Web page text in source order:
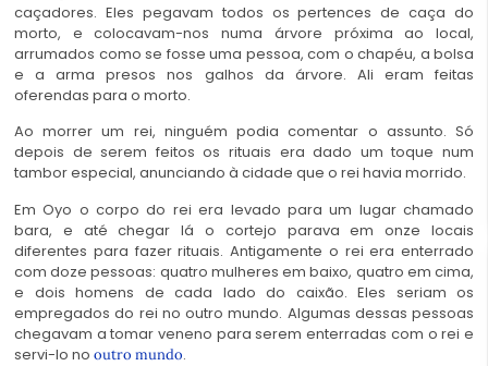
caçadores. Eles pegavam todos os pertences de caça do
morto, e colocavam-nos numa árvore próxima ao local,
arrumados como se fosse uma pessoa, com o chapéu, a bolsa
e a arma presos nos galhos da árvore. Ali eram feitas
oferendas para o morto.
Ao morrer um rei, ninguém podia comentar o assunto. Só
depois de serem feitos os rituais era dado um toque num
tambor especial, anunciando à cidade que o rei havia morrido.
Em Oyo o corpo do rei era levado para um lugar chamado
bara, e até chegar lá o cortejo parava em onze locais
diferentes para fazer rituais. Antigamente o rei era enterrado
com doze pessoas: quatro mulheres em baixo, quatro em cima,
e dois homens de cada lado do caixão. Eles seriam os
empregados do rei no outro mundo. Algumas dessas pessoas
chegavam a tomar veneno para serem enterradas com o rei e
servi-lo no outro mundo.